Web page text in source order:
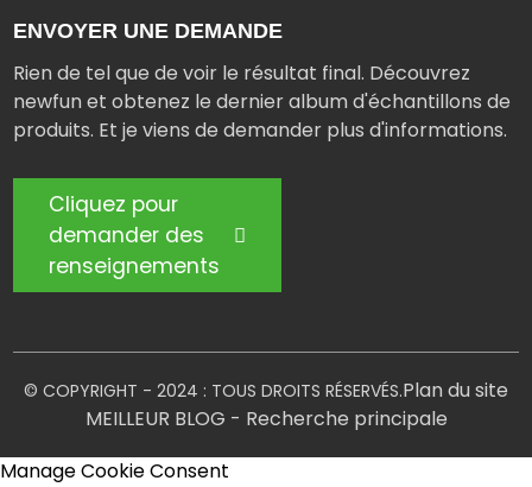
ENVOYER UNE DEMANDE
Rien de tel que de voir le résultat final. Découvrez
newfun et obtenez le dernier album d'échantillons de
produits. Et je viens de demander plus d'informations.
Cliquez pour
demander des
renseignements
© COPYRIGHT - 2024 : TOUS DROITS RÉSERVÉS.Plan du site
MEILLEUR BLOG - Recherche principale
Manage Cookie Consent